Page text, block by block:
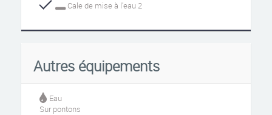
Cale de mise à l'eau 2
Autres équipements
Eau
Sur pontons